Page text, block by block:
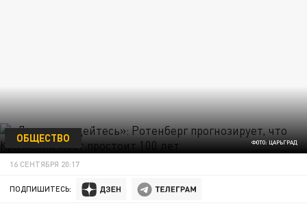
ФОТО: ЦАРЬГРАД
ОБЩЕСТВО
16 СЕНТЯБРЯ 20:17
ПОДПИШИТЕСЬ: